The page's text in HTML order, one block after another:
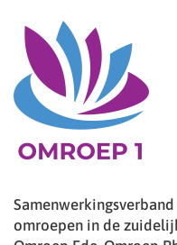
omroepen in de